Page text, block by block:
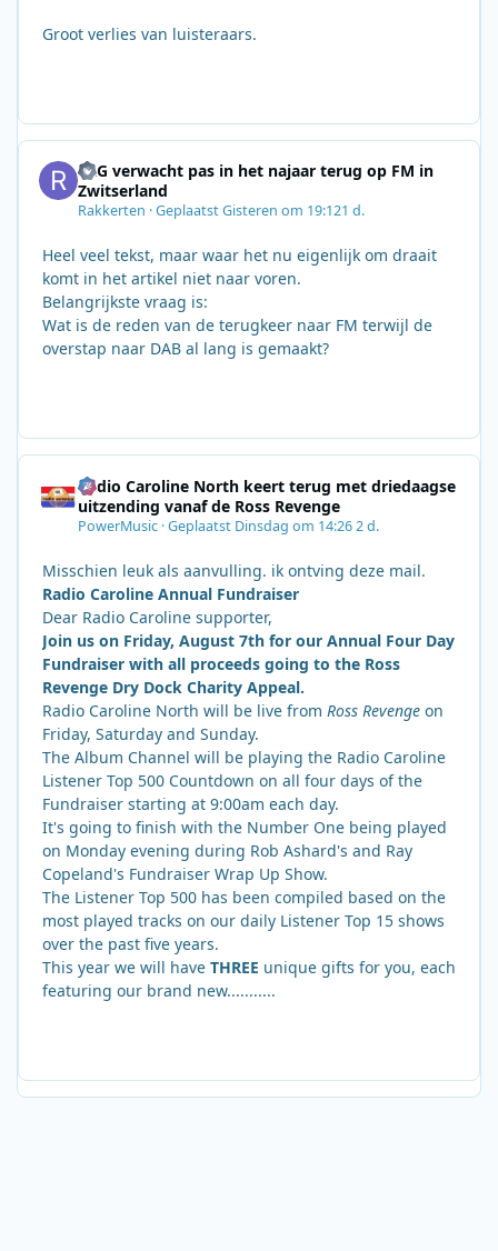
Groot verlies van luisteraars.
SRG verwacht pas in het najaar terug op FM in
Zwitserland
Rakkerten ·GeplaatstGisteren om 19:121 d.
Heel veel tekst, maar waar het nu eigenlijk om draait
komt in het artikel niet naar voren.
Belangrijkste vraag is:
Wat is de reden van de terugkeer naar FM terwijl de
overstap naar DAB al lang is gemaakt?
Radio Caroline North keert terug met driedaagse
uitzending vanaf de Ross Revenge
PowerMusic ·Geplaatst Dinsdag om 14:262 d.
Misschien leuk als aanvulling. ik ontving deze mail.
Radio Caroline Annual Fundraiser
Dear Radio Caroline supporter,
Join us on Friday, August 7th for our Annual Four Day
Fundraiser with all proceeds going to the Ross
Revenge Dry Dock Charity Appeal.
Radio Caroline North will be live from Ross Revenge on
Friday, Saturday and Sunday.
The Album Channel will be playing the Radio Caroline
Listener Top 500 Countdown on all four days of the
Fundraiser starting at 9:00am each day.
It's going to finish with the Number One being played
on Monday evening during Rob Ashard's and Ray
Copeland's Fundraiser Wrap Up Show.
The Listener Top 500 has been compiled based on the
most played tracks on our daily Listener Top 15 shows
over the past five years.
This year we will have THREE unique gifts for you, each
featuring our brand new...........